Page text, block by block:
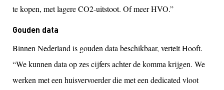
te kopen, met lagere CO2-uitstoot. Of meer HVO.”
Gouden data
Binnen Nederland is gouden data beschikbaar, vertelt Hooft.
“We kunnen data op zes cijfers achter de komma krijgen. We
werken met een huisvervoerder die met een dedicated vloot